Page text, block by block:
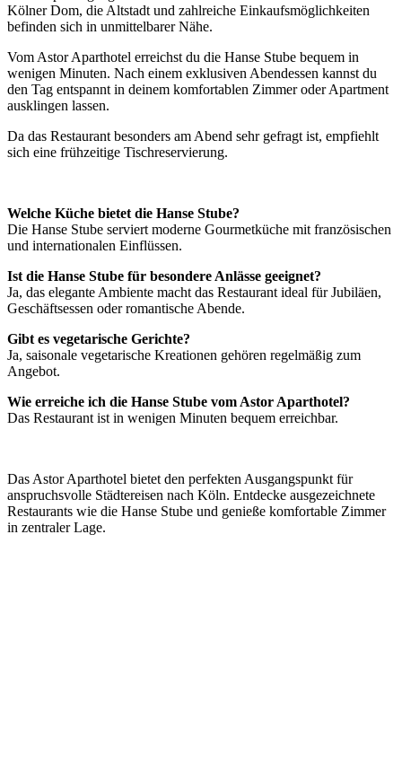
Kölner Dom, die Altstadt und zahlreiche Einkaufsmöglichkeiten
befinden sich in unmittelbarer Nähe.
Vom Astor Aparthotel erreichst du die Hanse Stube bequem in
wenigen Minuten. Nach einem exklusiven Abendessen kannst du
den Tag entspannt in deinem komfortablen Zimmer oder Apartment
ausklingen lassen.
Da das Restaurant besonders am Abend sehr gefragt ist, empfiehlt
sich eine frühzeitige Tischreservierung.
Welche Küche bietet die Hanse Stube?
Die Hanse Stube serviert moderne Gourmetküche mit französischen
und internationalen Einflüssen.
Ist die Hanse Stube für besondere Anlässe geeignet?
Ja, das elegante Ambiente macht das Restaurant ideal für Jubiläen,
Geschäftsessen oder romantische Abende.
Gibt es vegetarische Gerichte?
Ja, saisonale vegetarische Kreationen gehören regelmäßig zum
Angebot.
Wie erreiche ich die Hanse Stube vom Astor Aparthotel?
Das Restaurant ist in wenigen Minuten bequem erreichbar.
Das Astor Aparthotel bietet den perfekten Ausgangspunkt für
anspruchsvolle Städtereisen nach Köln. Entdecke ausgezeichnete
Restaurants wie die Hanse Stube und genieße komfortable Zimmer
in zentraler Lage.